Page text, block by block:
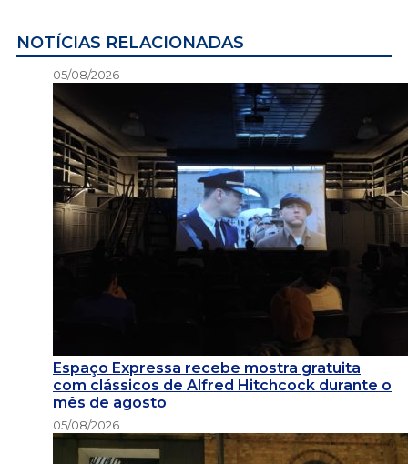
NOTÍCIAS RELACIONADAS
05/08/2026
Espaço Expressa recebe mostra gratuita
com clássicos de Alfred Hitchcock durante o
mês de agosto
05/08/2026